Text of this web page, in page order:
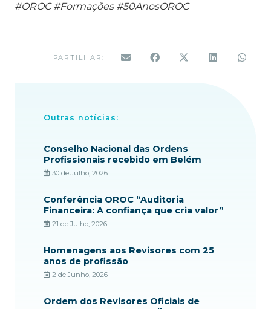
#OROC #Formações #50AnosOROC
PARTILHAR:
Outras notícias:
Conselho Nacional das Ordens
Profissionais recebido em Belém
30 de Julho, 2026
Conferência OROC “Auditoria
Financeira: A confiança que cria valor”
21 de Julho, 2026
Homenagens aos Revisores com 25
anos de profissão
2 de Junho, 2026
Ordem dos Revisores Oficiais de